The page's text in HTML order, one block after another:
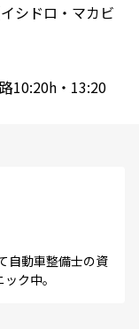
シドロ・マカビ
10:20h・13:20
自動車整備士の資
ク中。